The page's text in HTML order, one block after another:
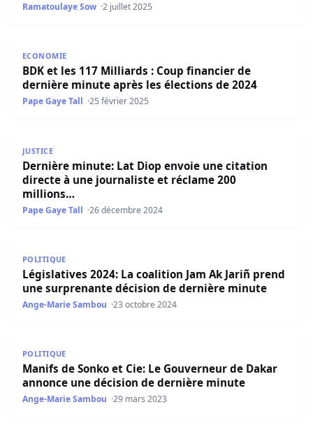
Ramatoulaye Sow 2 juillet 2025
ECONOMIE
BDK et les 117 Milliards : Coup financier de
dernière minute après les élections de 2024
Pape Gaye Tall 25 février 2025
JUSTICE
Dernière minute: Lat Diop envoie une citation
directe à une journaliste et réclame 200
millions…
Pape Gaye Tall 26 décembre 2024
POLITIQUE
Législatives 2024: La coalition Jam Ak Jariñ prend
une surprenante décision de dernière minute
Ange-Marie Sambou 23 octobre 2024
POLITIQUE
Manifs de Sonko et Cie: Le Gouverneur de Dakar
annonce une décision de dernière minute
Ange-Marie Sambou 29 mars 2023